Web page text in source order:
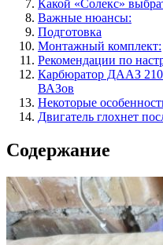
Какой «Солекс»
Важные нюансы:
Подготовка
Монтажный комплект:
Рекомендации по
Карбюратор ДААЗ
ВАЗов
Некоторые
Двигатель глохнет
Содержание